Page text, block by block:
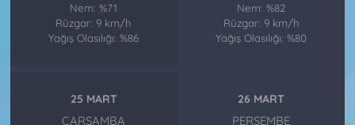
Nem: %71
Rüzgar: 9 km/h
Yağış Olasılığı: %86
Nem: %82
Rüzgar: 9 km/h
Yağış Olasılığı: %80
25 MART
ÇARŞAMBA
26 MART
PERŞEMBE